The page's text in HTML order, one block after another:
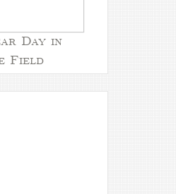
Day in
Field